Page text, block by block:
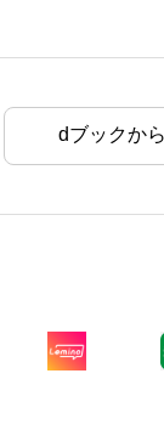
dブックか